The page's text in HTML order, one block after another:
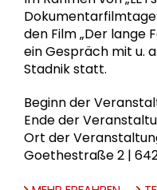
den Film „Der lange
ein Gespräch mit u.
Stadnik statt.
Beginn der
Ende der
Ort der
Goethestraße 2 |